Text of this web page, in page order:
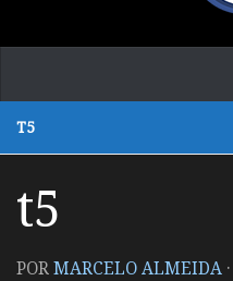
T5
t5
PORMARCELO ALMEIDA ·